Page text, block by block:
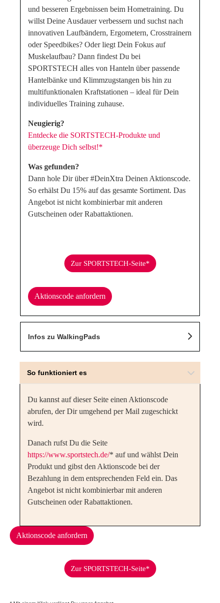
und besseren Ergebnissen beim Hometraining. Du
willst Deine Ausdauer verbessern und suchst nach
innovativen Laufbändern, Ergometern, Crosstrainern
oder Speedbikes? Oder liegt Dein Fokus auf
Muskelaufbau? Dann findest Du bei
SPORTSTECH alles von Hanteln über passende
Hantelbänke und Klimmzugstangen bis hin zu
multifunktionalen Kraftstationen – ideal für Dein
individuelles Training zuhause.
Neugierig?
Entdecke die SORTSTECH-Produkte und
überzeuge Dich selbst!*
Was gefunden?
Dann hole Dir über #DeinXtra Deinen Aktionscode.
So erhälst Du 15% auf das gesamte Sortiment. Das
Angebot ist nicht kombinierbar mit anderen
Gutscheinen oder Rabattaktionen.
Zur SPORTSTECH-Seite*
Aktionscode anfordern
Infos zu WalkingPads
So funktioniert es
Du kannst auf dieser Seite einen Aktionscode
abrufen, der Dir umgehend per Mail zugeschickt
wird.
Danach rufst Du die Seite
https://www.sportstech.de/* auf und wählst Dein
Produkt und gibst den Aktionscode bei der
Bezahlung in dem entsprechenden Feld ein. Das
Angebot ist nicht kombinierbar mit anderen
Gutscheinen oder Rabattaktionen.
Aktionscode anfordern
Zur SPORTSTECH-Seite*